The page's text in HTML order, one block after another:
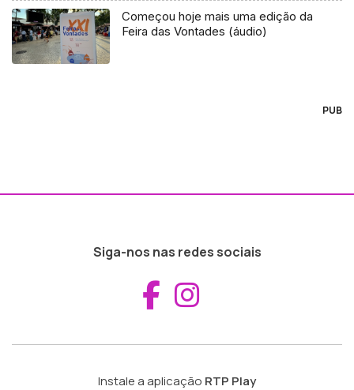
Começou hoje mais uma edição da
Feira das Vontades (áudio)
PUB
Siga-nos nas redes sociais
Aceder ao
Instale a aplicação RTP Play